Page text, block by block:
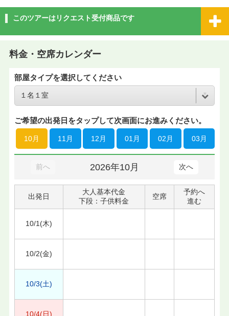
このツアーはリクエスト受付商品です
料金・空席カレンダー
部屋タイプを選択してください
ご希望の出発日をタップして次画面にお進みください。
10月 11月 12月 01月 02月 03月
前へ 2026年10月 次へ
出発日
大人基本代金
下段：子供料金
空席
予約へ
進む
10/1(木)
10/2(金)
10/3(土)
10/4(日)